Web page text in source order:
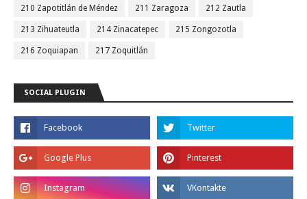
210 Zapotitlán de Méndez 211 Zaragoza 212 Zautla
213 Zihuateutla 214 Zinacatepec 215 Zongozotla
216 Zoquiapan 217 Zoquitlán
SOCIAL PLUGIN